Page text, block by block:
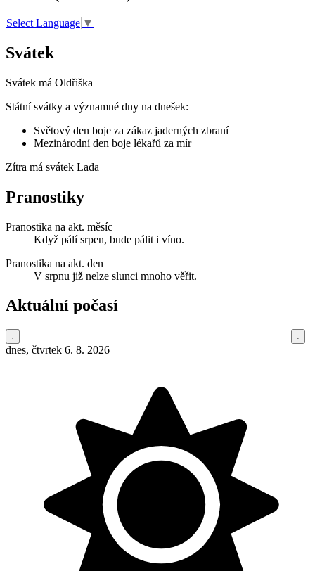
Select Language ▼
Svátek
Svátek má Oldřiška
Státní svátky a významné dny na dnešek:
Světový den boje za zákaz jaderných zbraní
Mezinárodní den boje lékařů za mír
Zítra má svátek Lada
Pranostiky
Pranostika na akt. měsíc
Když pálí srpen, bude pálit i víno.
Pranostika na akt. den
V srpnu již nelze slunci mnoho věřit.
Aktuální počasí
dnes, čtvrtek 6. 8. 2026